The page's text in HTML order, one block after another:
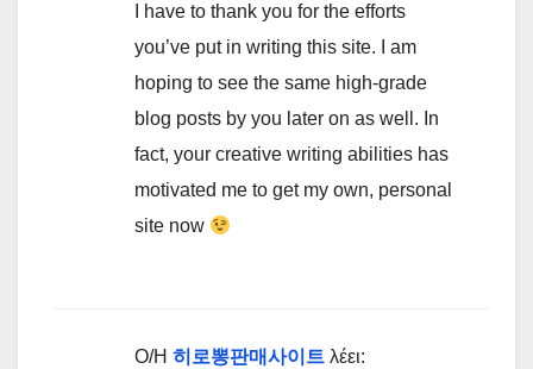
I have to thank you for the efforts
you’ve put in writing this site. I am
hoping to see the same high-grade
blog posts by you later on as well. In
fact, your creative writing abilities has
motivated me to get my own, personal
site now
Ο/Η 히로뽕판매사이트 λέει: